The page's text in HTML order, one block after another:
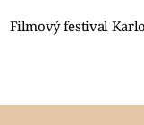
Filmový festival